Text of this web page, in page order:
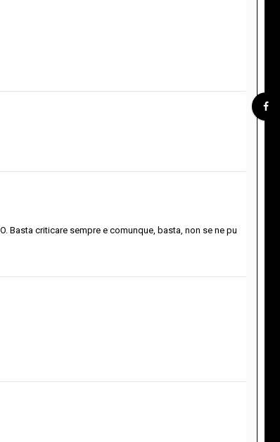
Basta criticare sempre e comunque, basta, non se ne pu